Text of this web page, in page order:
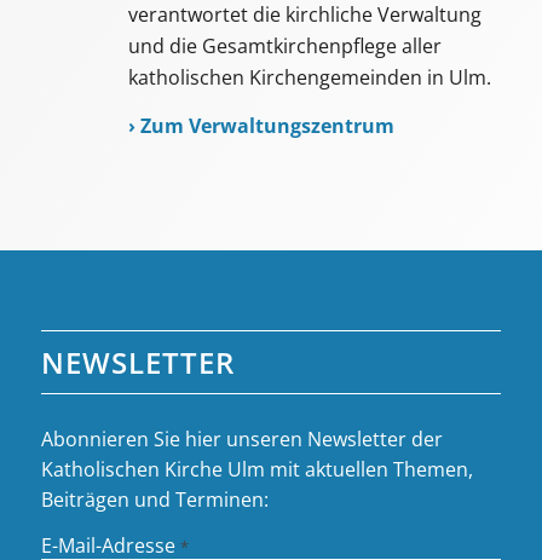
verantwortet die kirchliche Verwaltung
und die Gesamtkirchenpflege aller
katholischen Kirchengemeinden in Ulm.
› Zum Verwaltungszentrum
NEWSLETTER
Abonnieren Sie hier unseren Newsletter der
Katholischen Kirche Ulm mit aktuellen Themen,
Beiträgen und Terminen:
E-Mail-Adresse *